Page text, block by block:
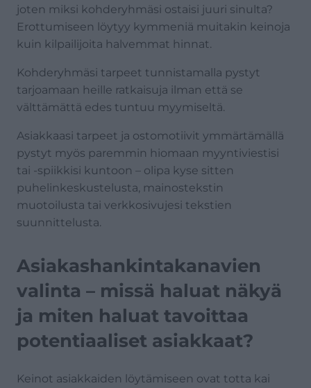
joten miksi kohderyhmäsi ostaisi juuri sinulta?
Erottumiseen löytyy kymmeniä muitakin keinoja
kuin kilpailijoita halvemmat hinnat.
Kohderyhmäsi tarpeet tunnistamalla pystyt
tarjoamaan heille ratkaisuja ilman että se
välttämättä edes tuntuu myymiseltä.
Asiakkaasi tarpeet ja ostomotiivit ymmärtämällä
pystyt myös paremmin hiomaan myyntiviestisi
tai -spiikkisi kuntoon – olipa kyse sitten
puhelinkeskustelusta, mainostekstin
muotoilusta tai verkkosivujesi tekstien
suunnittelusta.
Asiakashankintakanavien
valinta – missä haluat näkyä
ja miten haluat tavoittaa
potentiaaliset asiakkaat?
Keinot asiakkaiden löytämiseen ovat totta kai